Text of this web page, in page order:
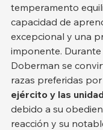
temperamento
capacidad de
excepcional y una
imponente. Durante
Doberman se
razas preferidas por
ejército y las
debido a su
reacción y su